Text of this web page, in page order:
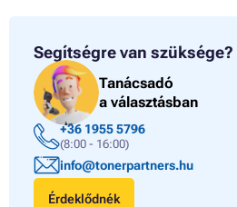
Segítségre van szüksége?
Tanácsadó
a választásban
+36 1955 5796
(8:00 - 16:00)
info@tonerpartners.hu
Érdeklődnék